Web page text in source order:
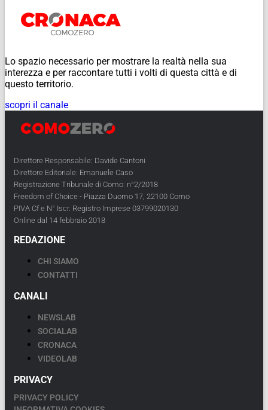
Lo spazio necessario per mostrare la realtà nella sua
interezza e per raccontare tutti i volti di questa città e di
questo territorio.
scopri il canale
Direttore Responsabile: Davide Cantoni
Direttore Editoriale: Emanuele Caso
Registrazione Tribunale di Como: n°2/2018
Freedom of Choice - Piazza Duomo 17, 22100 Como
PIVA Cf e N° Iscr. Registro Imprese 03799020130
Online dal 14 febbraio 2018
REDAZIONE
CHI SIAMO
CONTATTI
CANALI
NEWSLAB
SOCIALAB
CRONACA
VIDEOLAB
PRIVACY
PRIVACY POLICY